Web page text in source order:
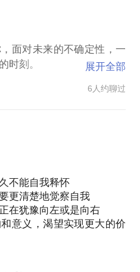
面对未来的不确定性，一
时刻。
的飞速成长，就是在改变
过程，每一阶段都需要一
识自己，进而认识这个世
，鉴证了许多人才的成
阶获得职业的成功；
的高潜人才，因固步自封
展开全部
6人约聊过
不能自我释怀
更清楚地觉察自我
在犹豫向左或是向右
意义，渴望实现更大的价